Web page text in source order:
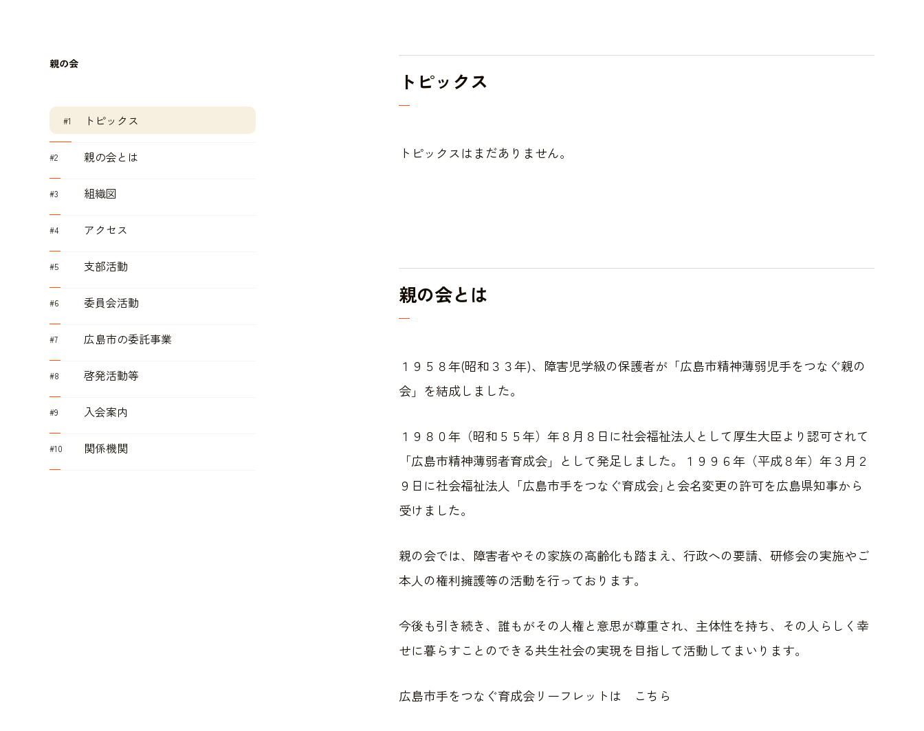
親の会
トピックス
親の会とは
組織図
アクセス
支部活動
委員会活動
広島市の委託事業
啓発活動等
入会案内
関係機関
トピックス
トピックスはまだありません。
親の会とは
１９５８年(昭和３３年)、障害児学級の保護者が「広島市精神薄弱児手をつなぐ親の
会」を結成しました。
１９８０年（昭和５５年）年８月８日に社会福祉法人として厚生大臣より認可されて
「広島市精神薄弱者育成会」として発足しました。１９９６年（平成８年）年３月２
９日に社会福祉法人「広島市手をつなぐ育成会｣と会名変更の許可を広島県知事から
受けました。
親の会では、障害者やその家族の高齢化も踏まえ、行政への要請、研修会の実施やご
本人の権利擁護等の活動を行っております。
今後も引き続き、誰もがその人権と意思が尊重され、主体性を持ち、その人らしく幸
せに暮らすことのできる共生社会の実現を目指して活動してまいります。
広島市手をつなぐ育成会リーフレットは こちら